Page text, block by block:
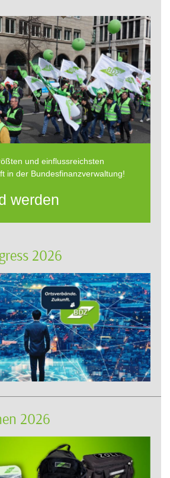
und einflussreichsten
in der Bundesfinanzverwaltung!
werden
2026
2026